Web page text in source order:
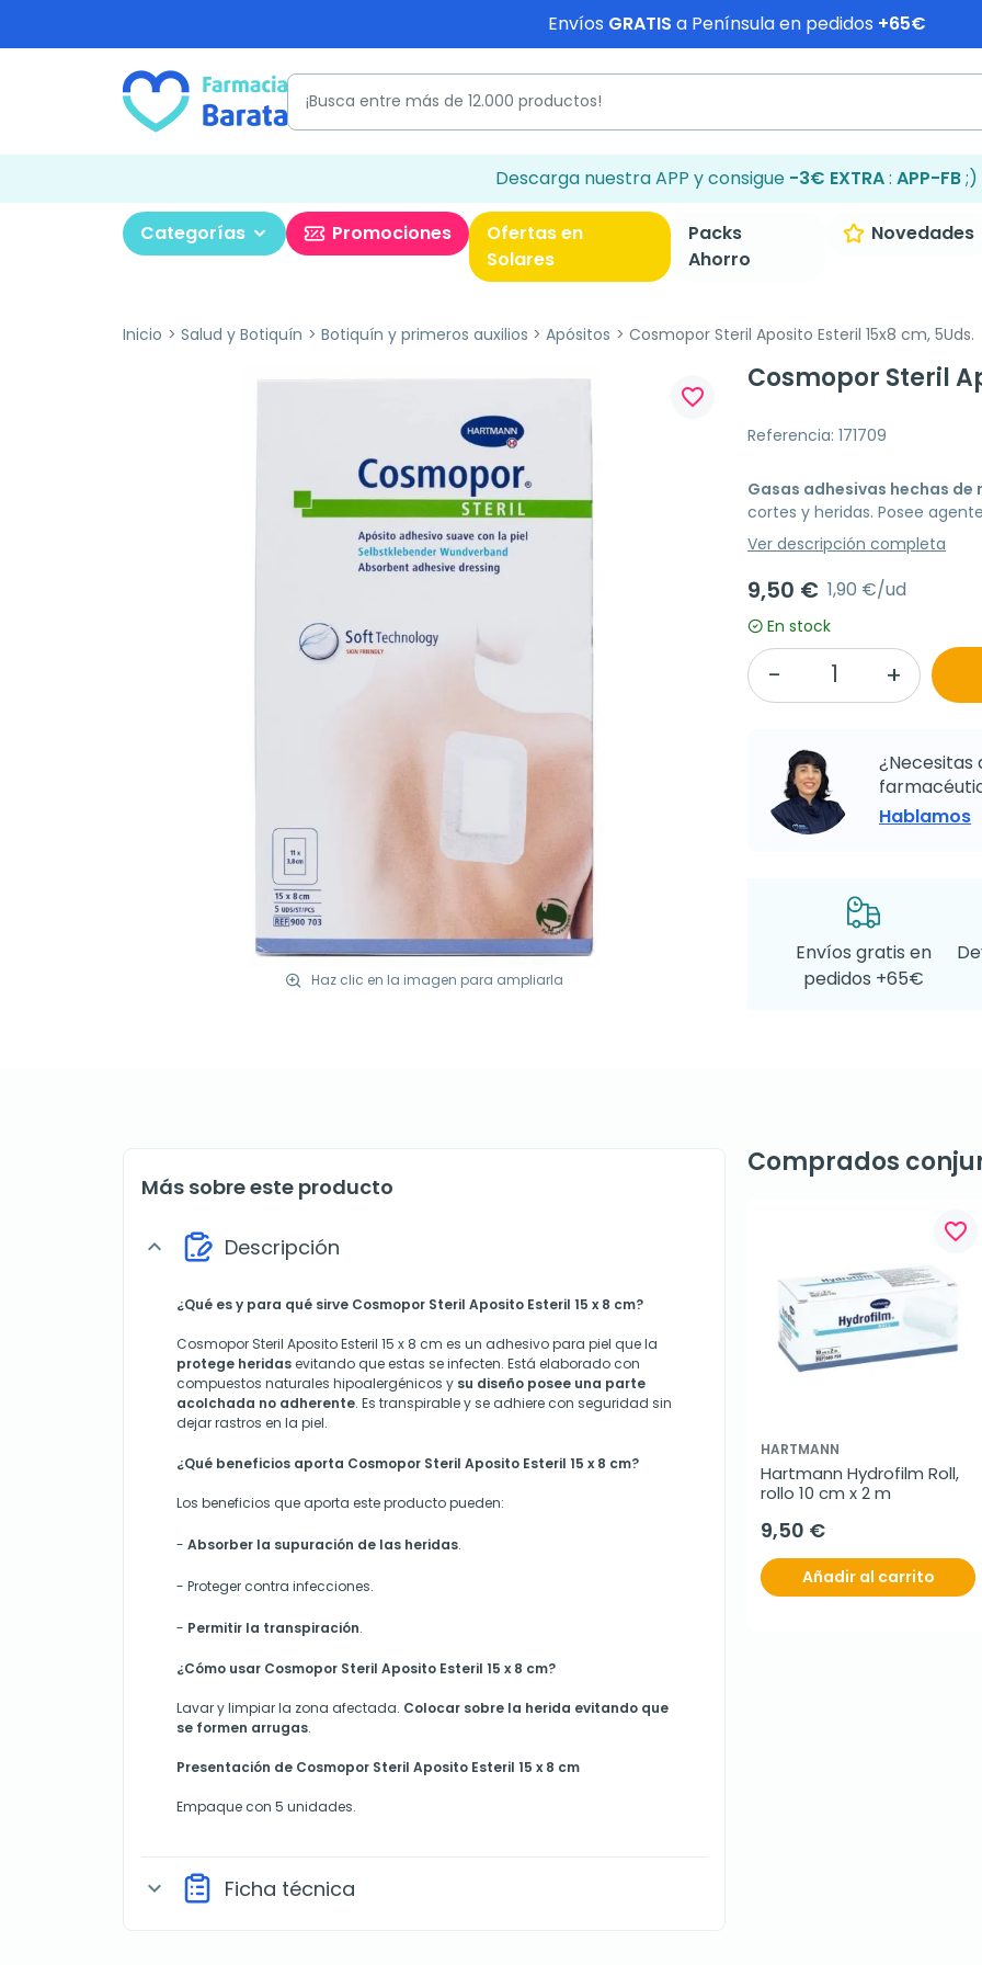
Envíos GRATIS a Península en pedidos +65€
Descarga nuestra APP y consigue -3€ EXTRA: APP-FB;)
Categorías Promociones
Ofertas en
Solares
Packs
Ahorro
Novedades
Inicio Salud y Botiquín Botiquín y primeros auxilios Apósitos Cosmopor Steril Aposito Esteril 15x8 cm, 5Uds.
Haz clic en la imagen para ampliarla
favorite_border
Cosmopor Steril
Referencia: 171709
Gasas adhesivas hechas
cortes y heridas. Posee
Ver descripción completa
9,50 € 1,90 €/ud
En stock
¿Necesitas
Hablamos
Envíos gratis en
pedidos +65€
Más sobre este producto
expand_more Descripción
¿Qué es y para qué sirve Cosmopor Steril Aposito Esteril 15 x 8 cm?
Cosmopor Steril Aposito Esteril 15 x 8 cm es un adhesivo para piel que la
protege heridasevitando que estas se infecten. Está elaborado con
compuestos naturales hipoalergénicos y su diseño posee una parte
acolchada no adherente. Es transpirable y se adhiere con seguridad sin
dejar rastros en la piel.
¿Qué beneficios aporta Cosmopor Steril Aposito Esteril 15 x 8 cm?
Los beneficios que aporta este producto pueden:
- Absorber la supuración de las heridas.
- Proteger contra infecciones.
- Permitir la transpiración.
¿Cómo usar Cosmopor Steril Aposito Esteril 15 x 8 cm?
Lavar y limpiar la zona afectada. Colocar sobre la herida evitando que
se formen arrugas.
Presentación de Cosmopor Steril Aposito Esteril 15 x 8 cm
Empaque con 5 unidades.
expand_more Ficha técnica
Comprados
favorite_border
HARTMANN
Hartmann Hydrofilm Roll,
rollo 10 cm x 2 m
9,50 €
Añadir al carrito